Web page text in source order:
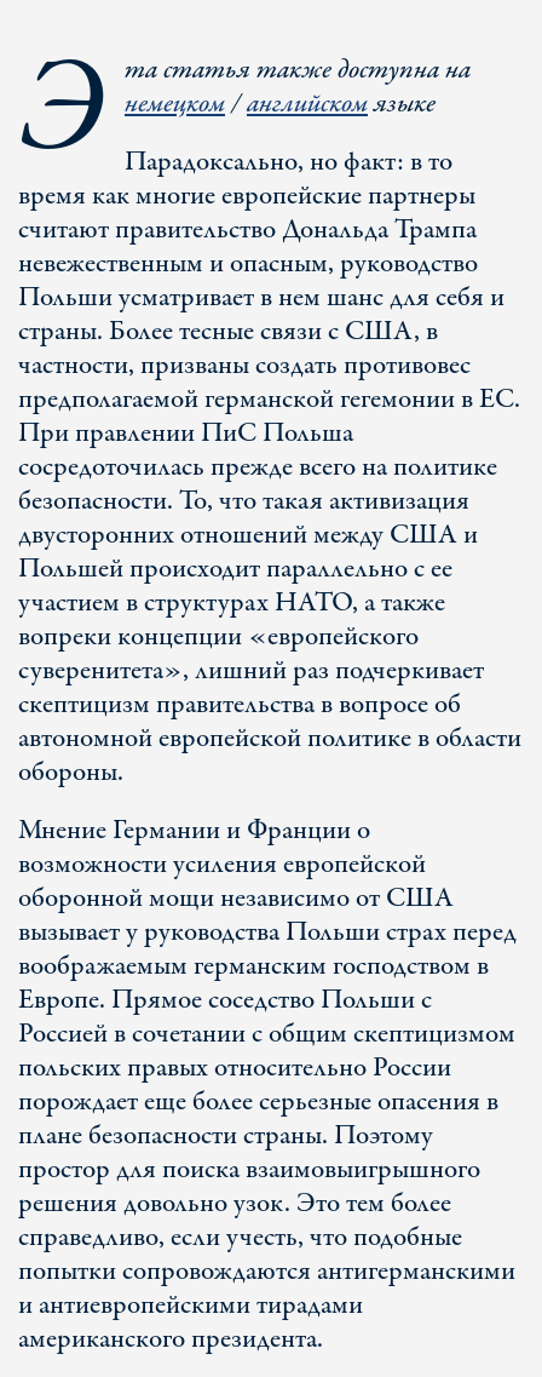
Э та статья также доступна на
немецком/английскомязыке
Парадоксально, но факт: в то
время как многие европейские партнеры
считают правительство Дональда Трампа
невежественным и опасным, руководство
Польши усматривает в нем шанс для себя и
страны. Более тесные связи с США, в
частности, призваны создать противовес
предполагаемой германской гегемонии в ЕС.
При правлении ПиС Польша
сосредоточилась прежде всего на политике
безопасности. То, что такая активизация
двусторонних отношений между США и
Польшей происходит параллельно с ее
участием в структурах НАТО, а также
вопреки концепции «европейского
суверенитета», лишний раз подчеркивает
скептицизм правительства в вопросе об
автономной европейской политике в области
обороны.
Мнение Германии и Франции о
возможности усиления европейской
оборонной мощи независимо от США
вызывает у руководства Польши страх перед
воображаемым германским господством в
Европе. Прямое соседство Польши с
Россией в сочетании с общим скептицизмом
польских правых относительно России
порождает еще более серьезные опасения в
плане безопасности страны. Поэтому
простор для поиска взаимовыигрышного
решения довольно узок. Это тем более
справедливо, если учесть, что подобные
попытки сопровождаются антигерманскими
и антиевропейскими тирадами
американского президента.